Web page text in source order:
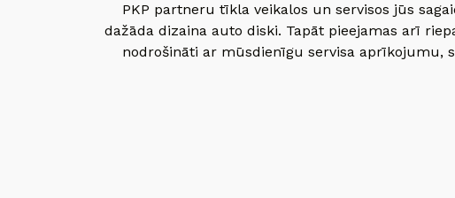
PKP partneru tīkla veikalos un servisos jūs
dažāda dizaina auto diski. Tapāt pieejamas arī
nodrošināti ar mūsdienīgu servisa aprīkojumu,